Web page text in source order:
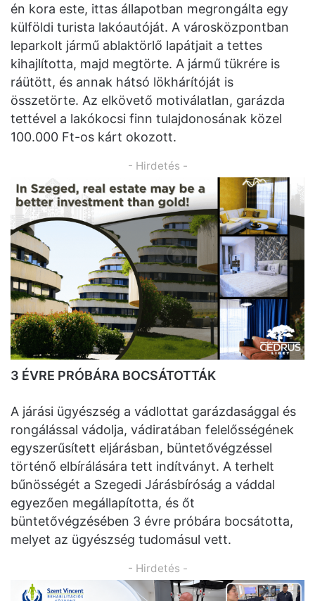
én kora este, ittas állapotban megrongálta egy
külföldi turista lakóautóját. A városközpontban
leparkolt jármű ablaktörlő lapátjait a tettes
kihajlította, majd megtörte. A jármű tükrére is
ráütött, és annak hátsó lökhárítóját is
összetörte. Az elkövető motiválatlan, garázda
tettével a lakókocsi finn tulajdonosának közel
100.000 Ft-os kárt okozott.
- Hirdetés -
3 ÉVRE PRÓBÁRA BOCSÁTOTTÁK
A járási ügyészség a vádlottat garázdasággal és
rongálással vádolja, vádiratában felelősségének
egyszerűsített eljárásban, büntetővégzéssel
történő elbírálására tett indítványt. A terhelt
bűnösségét a Szegedi Járásbíróság a váddal
egyezően megállapította, és őt
büntetővégzésében 3 évre próbára bocsátotta,
melyet az ügyészség tudomásul vett.
- Hirdetés -